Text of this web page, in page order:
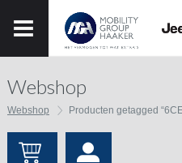
Webshop
Webshop Producten getagged